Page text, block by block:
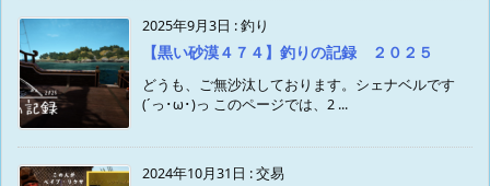
2025年9月3日 :釣り
【黒い砂漠４７４】釣りの記録 ２０２５
どうも、ご無沙汰しております。シェナベルです
(´っ･ω･)っ このページでは、2 ...
2024年10月31日 :交易